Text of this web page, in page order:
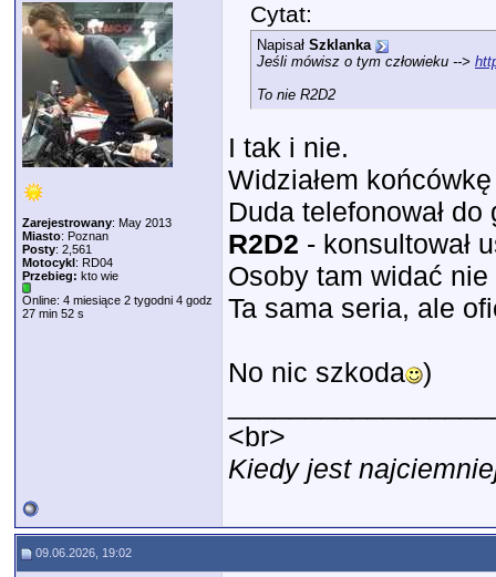
Zarejestrowany: May 2013
Miasto: Poznan
Posty: 2,561
Motocykl: RD04
Przebieg: kto wie
Online: 4 miesiące 2 tygodni 4 godz
27 min 52 s
Cytat:
Napisał Szklanka
Jeśli mówisz o tym człowieku -->
To nie R2D2
I tak i nie.
Widziałem
Duda telefonował
R2D2 - konsultował
Osoby tam widać
Ta sama seria, ale
No nic szkoda )
<br>
Kiedy jest
09.06.2026, 19:02